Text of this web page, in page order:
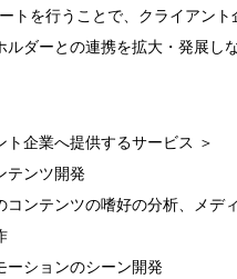
トを行うことで、クライアン
ルダーとの連携を拡大・発展し
ト企業へ提供するサービス ＞
テンツ開発
コンテンツの嗜好の分析、メデ
ーションのシーン開発